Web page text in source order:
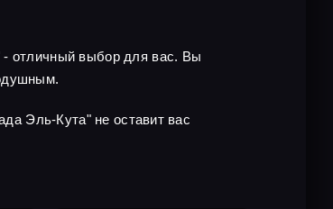
- отличный выбор для вас. Вы
Эль-Кута" не оставит вас